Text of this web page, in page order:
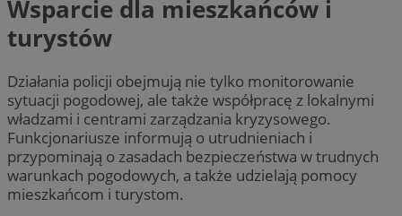
Wsparcie dla mieszkańców i
turystów
Działania policji obejmują nie tylko monitorowanie
sytuacji pogodowej, ale także współpracę z lokalnymi
władzami i centrami zarządzania kryzysowego.
Funkcjonariusze informują o utrudnieniach i
przypominają o zasadach bezpieczeństwa w trudnych
warunkach pogodowych, a także udzielają pomocy
mieszkańcom i turystom.